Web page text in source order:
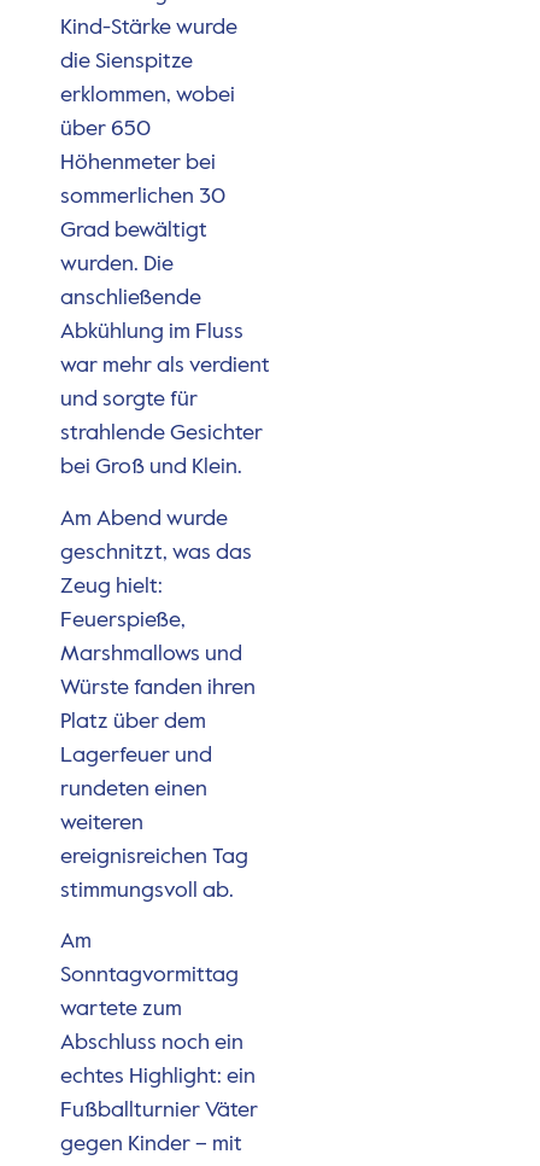
Kind-Stärke wurde
die Sienspitze
erklommen, wobei
über 650
Höhenmeter bei
sommerlichen 30
Grad bewältigt
wurden. Die
anschließende
Abkühlung im Fluss
war mehr als verdient
und sorgte für
strahlende Gesichter
bei Groß und Klein.
Am Abend wurde
geschnitzt, was das
Zeug hielt:
Feuerspieße,
Marshmallows und
Würste fanden ihren
Platz über dem
Lagerfeuer und
rundeten einen
weiteren
ereignisreichen Tag
stimmungsvoll ab.
Am
Sonntagvormittag
wartete zum
Abschluss noch ein
echtes Highlight: ein
Fußballturnier Väter
gegen Kinder – mit